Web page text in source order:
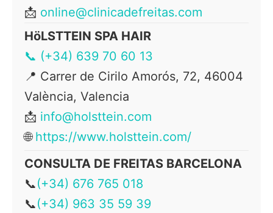
📩 online@clinicadefreitas.com
HöLSTTEIN SPA HAIR
📞 (+34) 639 70 60 13
📍 Carrer de Cirilo Amorós, 72, 46004
València, Valencia
📩 info@holsttein.com
🌐 https://www.holsttein.com/
CONSULTA DE FREITAS BARCELONA
📞(+34) 676 765 018
📞(+34) 963 35 59 39